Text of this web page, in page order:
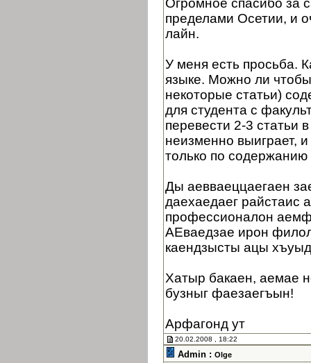
Огромное спасибо за
пределами Осетии, и
лайн.
У меня есть просьба.
языке. Можно ли
некоторые статьи)
для студента с
перевести 2-3 статьи
неизменно выиграет,
только по
Ды аевваеццаегаен
даехаедаег райстаис
профессионалон
АЕваедзае ирон
каендзысты ацы
Хатыр бакаен, аемае
бузныг фаезаегъын!
Арфагонд ут
20.02.2008 , 18:22
Admin : Olge